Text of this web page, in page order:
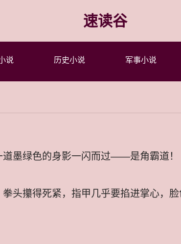
速读谷
说 历史小说 军事小说
墨绿色的身影一闪而过——是角霸道！
头攥得死紧，指甲几乎要掐进掌心，